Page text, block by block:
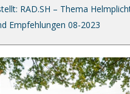
RAD.SH – Thema
Empfehlungen 08-2023